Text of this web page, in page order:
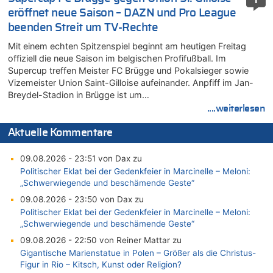
eröffnet neue Saison – DAZN und Pro League
beenden Streit um TV-Rechte
Mit einem echten Spitzenspiel beginnt am heutigen Freitag
offiziell die neue Saison im belgischen Profifußball. Im
Supercup treffen Meister FC Brügge und Pokalsieger sowie
Vizemeister Union Saint-Gilloise aufeinander. Anpfiff im Jan-
Breydel-Stadion in Brügge ist um…
....weiterlesen
Aktuelle Kommentare
09.08.2026 - 23:51 von Dax zu
Politischer Eklat bei der Gedenkfeier in Marcinelle – Meloni:
„Schwerwiegende und beschämende Geste“
09.08.2026 - 23:50 von Dax zu
Politischer Eklat bei der Gedenkfeier in Marcinelle – Meloni:
„Schwerwiegende und beschämende Geste“
09.08.2026 - 22:50 von Reiner Mattar zu
Gigantische Marienstatue in Polen – Größer als die Christus-
Figur in Rio – Kitsch, Kunst oder Religion?